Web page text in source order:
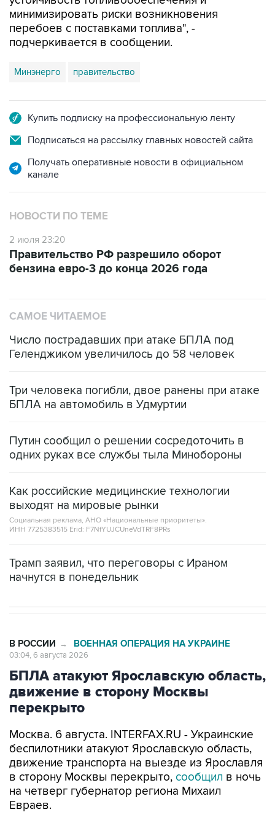
минимизировать риски возникновения
перебоев с поставками топлива", -
подчеркивается в сообщении.
Минэнерго правительство
Купить подписку на профессиональную ленту
Подписаться на рассылку главных новостей сайта
Получать оперативные новости в официальном
канале
НОВОСТИ ПО ТЕМЕ
2 июля 23:20
Правительство РФ разрешило оборот
бензина евро-3 до конца 2026 года
САМОЕ ЧИТАЕМОЕ
Число пострадавших при атаке БПЛА под
Геленджиком увеличилось до 58 человек
Три человека погибли, двое ранены при атаке
БПЛА на автомобиль в Удмуртии
Путин сообщил о решении сосредоточить в
одних руках все службы тыла Минобороны
Как российские медицинские технологии
выходят на мировые рынки
Социальная реклама, АНО «Национальные приоритеты».
ИНН 7725383515 Erid: F7NfYUJCUneVdTRF8PRs
Трамп заявил, что переговоры с Ираном
начнутся в понедельник
В РОССИИ → ВОЕННАЯ ОПЕРАЦИЯ НА УКРАИНЕ
03:04, 6 августа 2026
БПЛА атакуют Ярославскую область,
движение в сторону Москвы
перекрыто
Москва. 6 августа. INTERFAX.RU - Украинские
беспилотники атакуют Ярославскую область,
движение транспорта на выезде из Ярославля
в сторону Москвы перекрыто, сообщил в ночь
на четверг губернатор региона Михаил
Евраев.